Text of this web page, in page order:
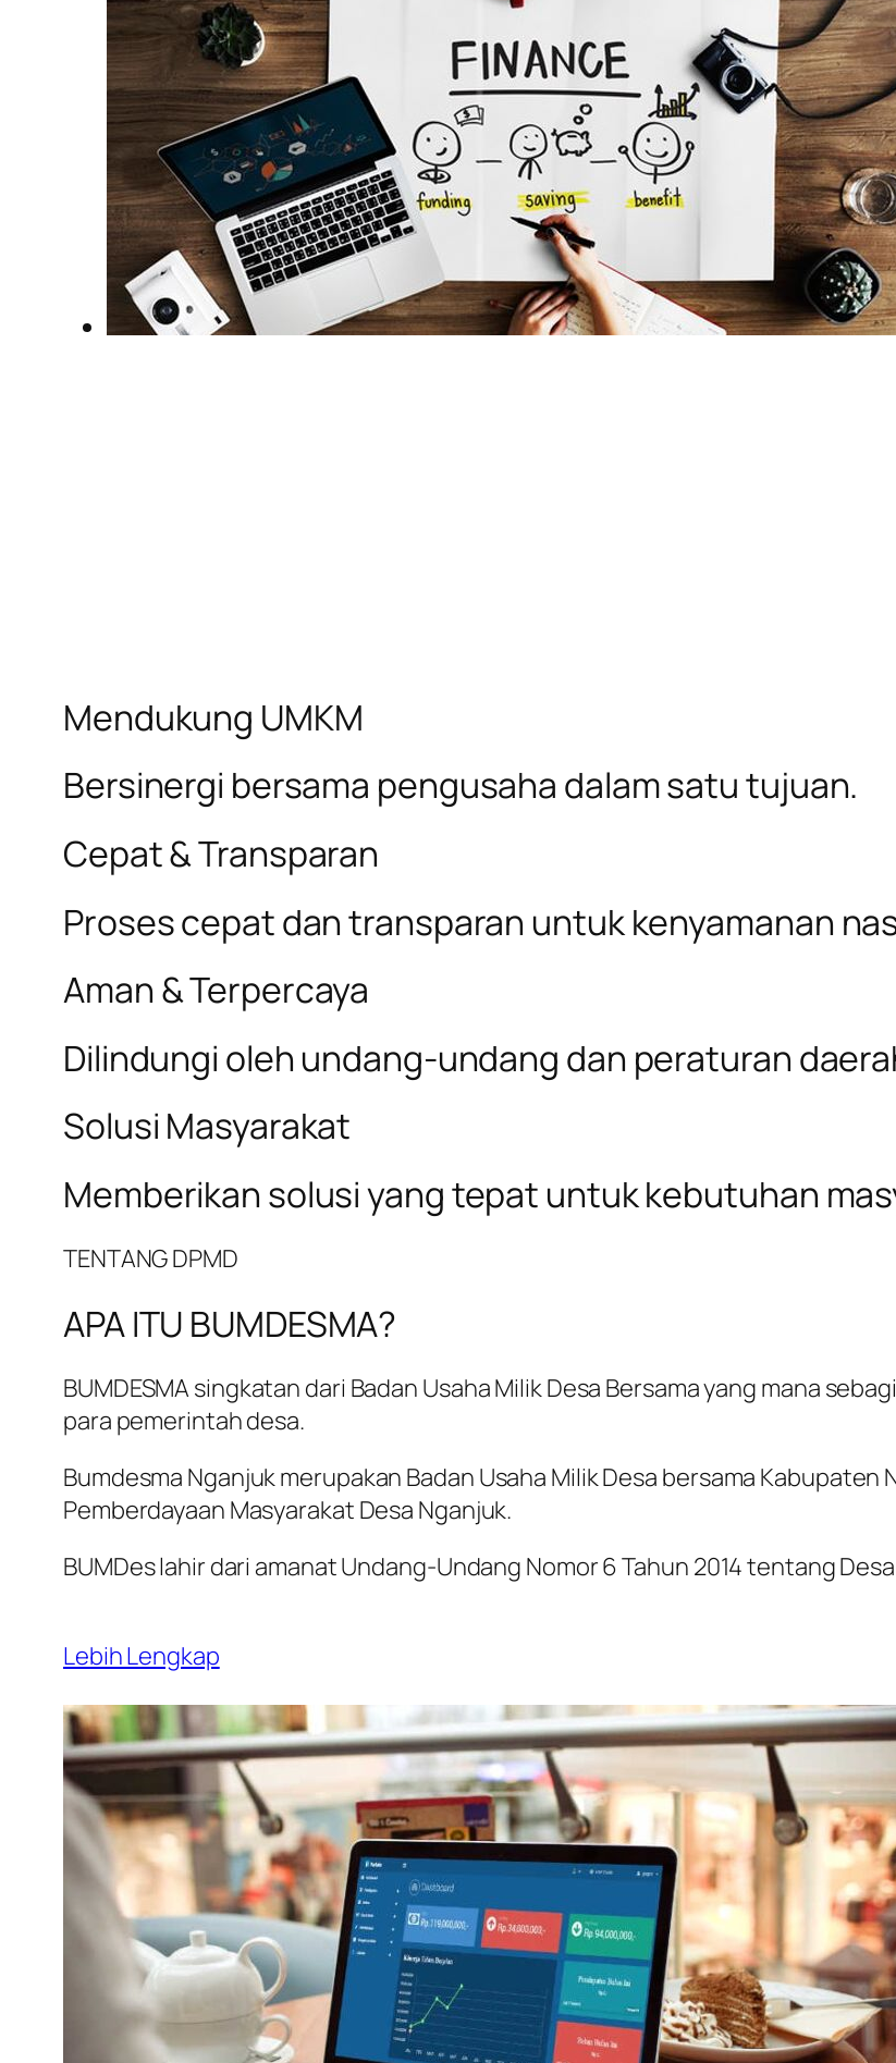
Mendukung UMKM
Bersinergi bersama pengusaha dalam satu tujuan.
Cepat & Transparan
Proses cepat dan transparan untuk kenyamanan
Aman & Terpercaya
Dilindungi oleh undang-undang dan peraturan
Solusi Masyarakat
Memberikan solusi yang tepat untuk kebutuhan
TENTANG DPMD
APA ITU BUMDESMA?
BUMDESMA singkatan dari Badan Usaha Milik Desa Bersama yang mana
para pemerintah desa.
Bumdesma Nganjuk merupakan Badan Usaha Milik Desa bersama
Pemberdayaan Masyarakat Desa Nganjuk.
BUMDes lahir dari amanat Undang-Undang Nomor 6 Tahun 2014 tentang
Lebih Lengkap